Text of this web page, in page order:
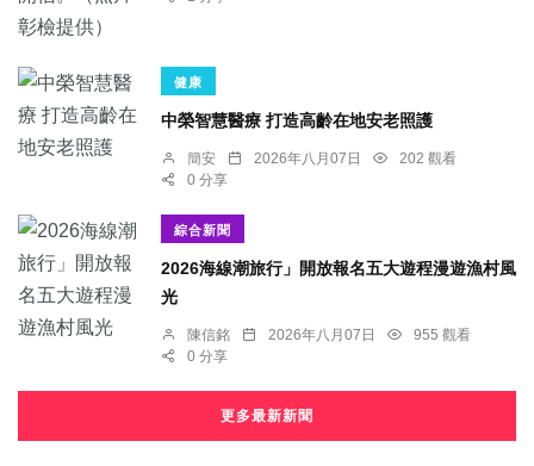
健康
中榮智慧醫療 打造高齡在地安老照護
簡安 2026年八月07日
202 觀看
0 分享
綜合新聞
2026海線潮旅行」開放報名五大遊程漫遊漁村風
光
陳信銘 2026年八月07日
955 觀看
0 分享
更多最新新聞